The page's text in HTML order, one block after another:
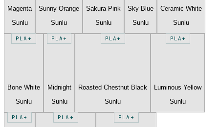
Magenta
Sunlu
Sunny Orange
Sunlu
Sakura Pink
Sunlu
Sky Blue
Sunlu
Ceramic White
Sunlu
PLA+
Bone White
Sunlu
PLA+
Midnight
Sunlu
PLA+
Roasted Chestnut Black
Sunlu
PLA+
Luminous Yellow
Sunlu
PLA+ PLA+ PLA+